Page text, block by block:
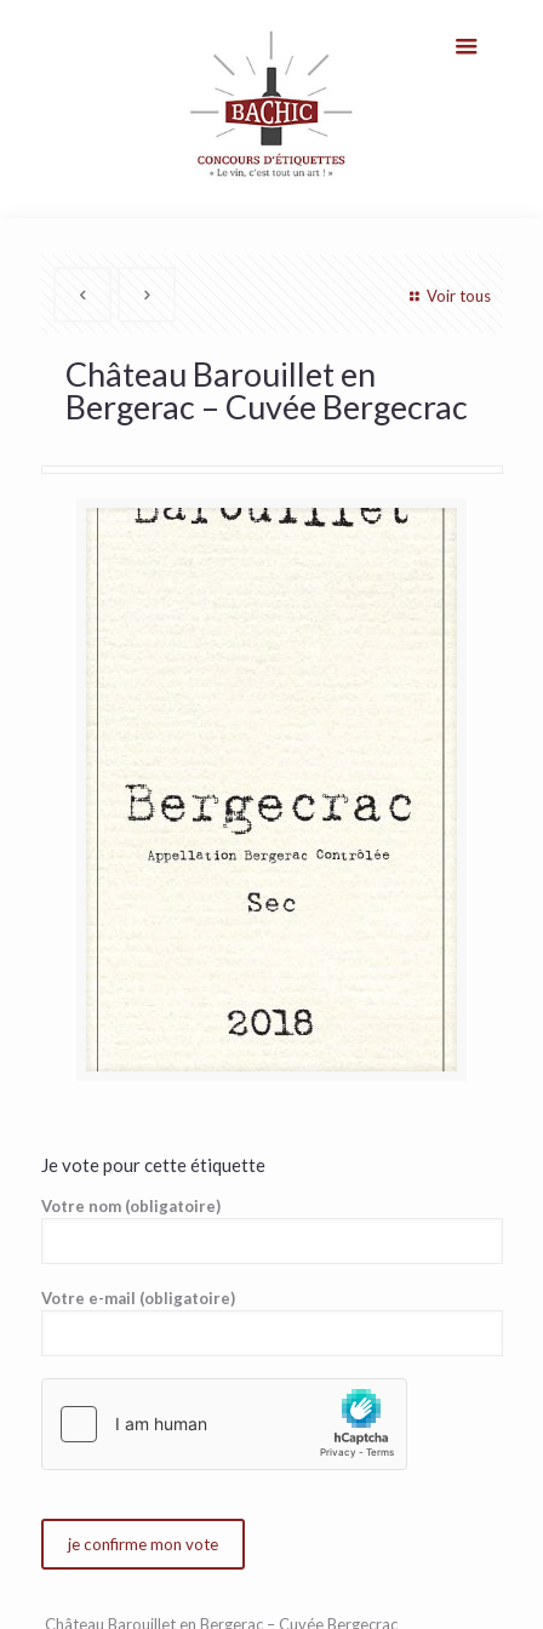
Voir tous
Château Barouillet en
Bergerac – Cuvée Bergecrac
Je vote pour cette étiquette
Votre nom (obligatoire)
Votre e-mail (obligatoire)
Château Barouillet en Bergerac – Cuvée Bergecrac